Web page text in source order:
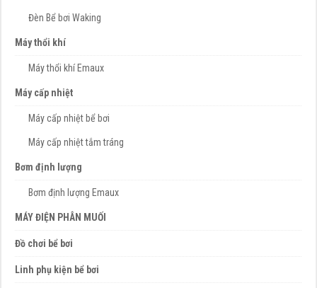
Đèn Bể bơi Waking
Máy thổi khí
Máy thổi khí Emaux
Máy cấp nhiệt
Máy cấp nhiệt bể bơi
Máy cấp nhiệt tắm tráng
Bơm định lượng
Bơm định lượng Emaux
MÁY ĐIỆN PHÂN MUỐI
Đồ chơi bể bơi
Linh phụ kiện bể bơi